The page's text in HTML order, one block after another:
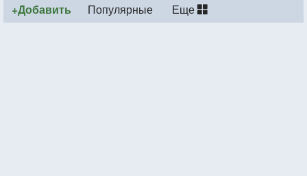
+Добавить Популярные Еще